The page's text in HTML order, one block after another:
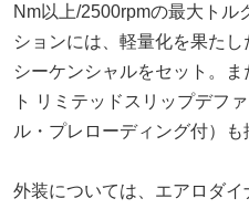
Nm以上/2500rpmの最大トル
ションには、軽量化を果た
シーケンシャルをセット。
ト リミテッドスリップデフ
ル・プレローディング付）も
外装については、エアロダ